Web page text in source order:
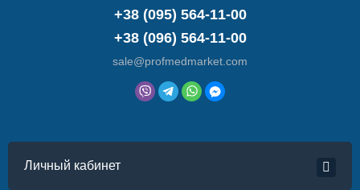
+38 (095) 564-11-00
+38 (096) 564-11-00
sale@profmedmarket.com
Личный кабинет